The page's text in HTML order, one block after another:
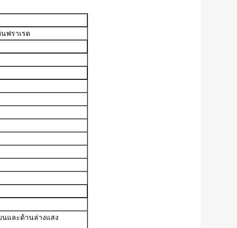
ฟราเรด
นและด้านล่างแสง